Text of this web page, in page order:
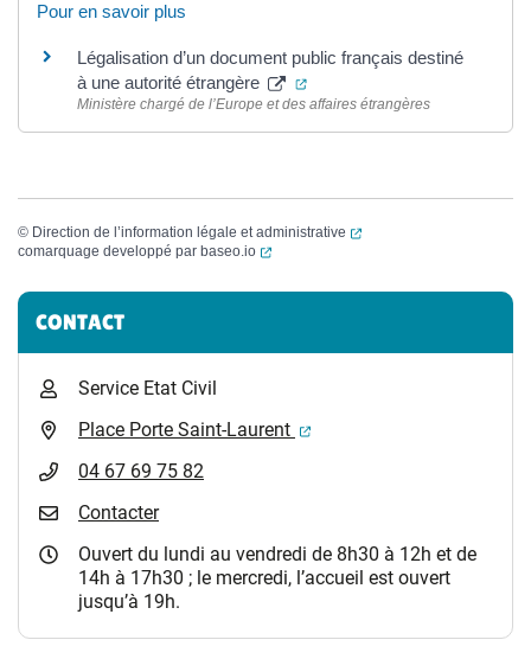
Pour en savoir plus
Légalisation d’un document public français destiné
à une autorité étrangère
(ouverture dans un nouvel
Ministère chargé de l’Europe et des affaires étrangères
© Direction de l’information légale et administrative
(ouverture dans un
comarquage developpé par baseo.io (ouverture dans un nouvel onglet)
Informations complémentaires
CONTACT
Service Etat Civil
Place Porte Saint-Laurent
(ouverture dans un
04 67 69 75 82
Contacter
Ouvert du lundi au vendredi de 8h30 à 12h et de
14h à 17h30 ; le mercredi, l’accueil est ouvert
jusqu’à 19h.